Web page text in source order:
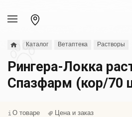
Каталог Ветаптека Растворы
Рингера-Локка
Спазфарм (кор/70
О товаре Цена и заказ